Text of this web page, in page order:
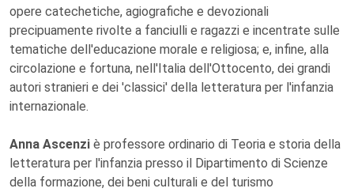
opere catechetiche, agiografiche e devozionali
precipuamente rivolte a fanciulli e ragazzi e incentrate sulle
tematiche dell'educazione morale e religiosa; e, infine, alla
circolazione e fortuna, nell'Italia dell'Ottocento, dei grandi
autori stranieri e dei 'classici' della letteratura per l'infanzia
internazionale.
Anna Ascenzi è professore ordinario di Teoria e storia della
letteratura per l'infanzia presso il Dipartimento di Scienze
della formazione, dei beni culturali e del turismo